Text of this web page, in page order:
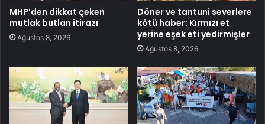
MHP’den dikkat çeken
mutlak butlan itirazı
Ağustos 8, 2026
Döner ve tantuni severlere
kötü haber: Kırmızı et
yerine eşek eti yedirmişler
Ağustos 8, 2026